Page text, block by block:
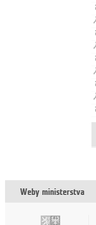
Weby ministerstva